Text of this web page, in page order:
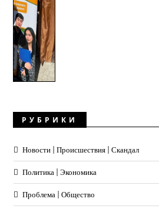
РУБРИКИ
Новости | Происшествия | Скандал
Политика | Экономика
Проблема | Общество